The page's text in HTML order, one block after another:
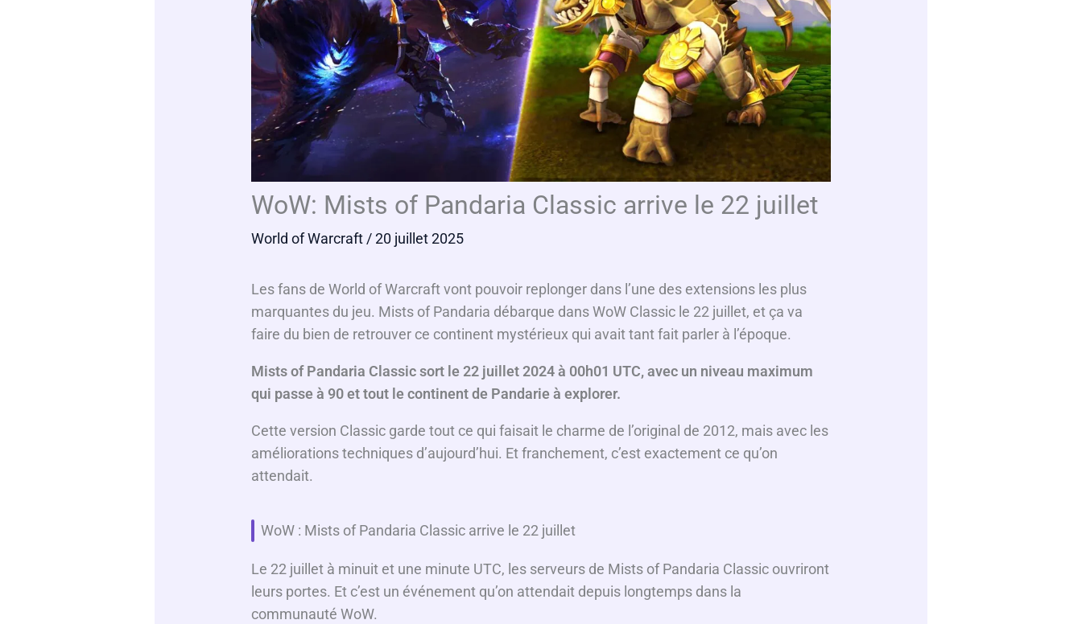
WoW: Mists of Pandaria Classic arrive le 22 juillet
World of Warcraft / 20 juillet 2025
Les fans de World of Warcraft vont pouvoir replonger dans l’une des extensions les plus
marquantes du jeu. Mists of Pandaria débarque dans WoW Classic le 22 juillet, et ça va
faire du bien de retrouver ce continent mystérieux qui avait tant fait parler à l’époque.
Mists of Pandaria Classic sort le 22 juillet 2024 à 00h01 UTC, avec un niveau maximum
qui passe à 90 et tout le continent de Pandarie à explorer.
Cette version Classic garde tout ce qui faisait le charme de l’original de 2012, mais avec les
améliorations techniques d’aujourd’hui. Et franchement, c’est exactement ce qu’on
attendait.
WoW : Mists of Pandaria Classic arrive le 22 juillet
Le 22 juillet à minuit et une minute UTC, les serveurs de Mists of Pandaria Classic ouvriront
leurs portes. Et c’est un événement qu’on attendait depuis longtemps dans la
communauté WoW.